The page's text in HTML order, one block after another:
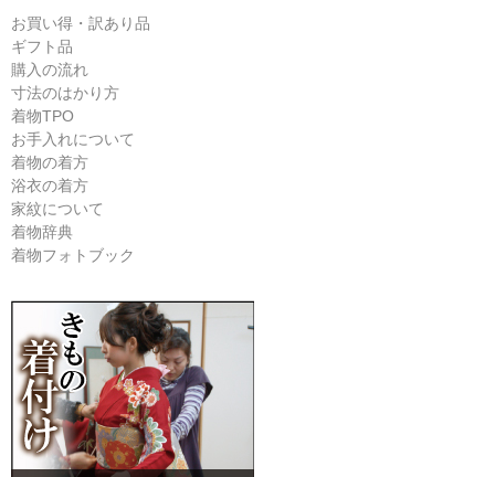
お買い得・訳あり品
ギフト品
購入の流れ
寸法のはかり方
着物TPO
お手入れについて
着物の着方
浴衣の着方
家紋について
着物辞典
着物フォトブック